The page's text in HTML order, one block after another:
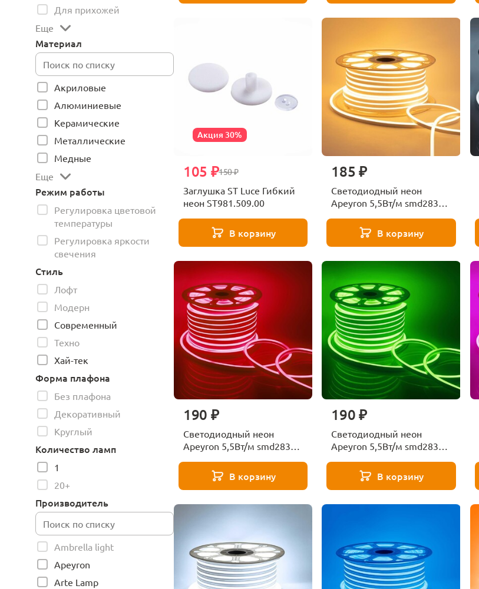
Для прихожей
Еще
Материал
Акриловые
Алюминиевые
Керамические
Металлические
Медные
Еще
Режим работы
Регулировка цветовой
температуры
Регулировка яркости
свечения
Стиль
Лофт
Модерн
Современный
Техно
Хай-тек
Форма плафона
Без плафона
Декоративный
Круглый
Количество ламп
1
20+
Производитель
Ambrella light
Apeyron
Arte Lamp
Акция 30%
150 ₽
105 ₽
Заглушка ST Luce Гибкий
неон ST981.509.00
В корзину
185 ₽
Светодиодный неон
Apeyron 5,5Вт/м smd2835
В корзину
190 ₽
Светодиодный неон
Apeyron 5,5Вт/м smd2835
В корзину
190 ₽
Светодиодный неон
Apeyron 5,5Вт/м smd2835
В корзину